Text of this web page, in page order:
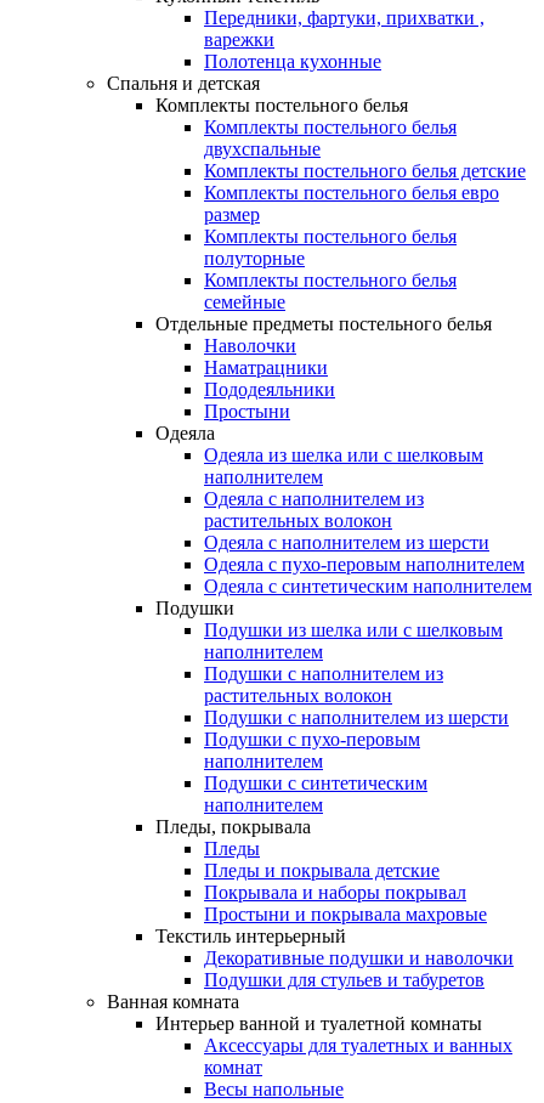
Передники, фартуки, прихватки ,
варежки
Полотенца кухонные
Спальня и детская
Комплекты постельного белья
Комплекты постельного белья
двухспальные
Комплекты постельного белья детские
Комплекты постельного белья евро
размер
Комплекты постельного белья
полуторные
Комплекты постельного белья
семейные
Отдельные предметы постельного белья
Наволочки
Наматрацники
Пододеяльники
Простыни
Одеяла
Одеяла из шелка или с шелковым
наполнителем
Одеяла с наполнителем из
растительных волокон
Одеяла с наполнителем из шерсти
Одеяла с пухо-перовым наполнителем
Одеяла с синтетическим наполнителем
Подушки
Подушки из шелка или с шелковым
наполнителем
Подушки с наполнителем из
растительных волокон
Подушки с наполнителем из шерсти
Подушки с пухо-перовым
наполнителем
Подушки с синтетическим
наполнителем
Пледы, покрывала
Пледы
Пледы и покрывала детские
Покрывала и наборы покрывал
Простыни и покрывала махровые
Текстиль интерьерный
Декоративные подушки и наволочки
Подушки для стульев и табуретов
Ванная комната
Интерьер ванной и туалетной комнаты
Аксессуары для туалетных и ванных
комнат
Весы напольные